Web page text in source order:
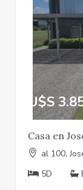
U$S
Casa en
al 100,
5D